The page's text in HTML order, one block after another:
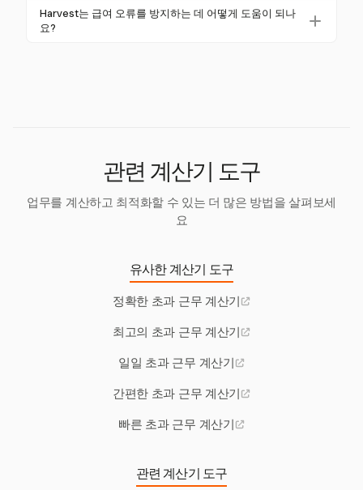
용 유형에 걸쳐 유연한 관리를 허용합니다.
영되도록 합니다. 이 통합은 수동 데이터 입력을 줄이
고 오류를 최소화하여 원활한 급여 프로세스를 제공합
일반적인 실수에는 직원의 면제 분류 오류, 잘못된 시
간 추적 및 잘못된 초과 근무 배수 사용이 포함됩니다.
Harvest는 급여 오류를 방지하는 데 어떻게 도움이 되나
요?
관련 계산기 도구
업무를 계산하고 최적화할 수 있는 더 많은 방법을 살펴보세
요
유사한 계산기 도구
정확한 초과 근무 계산기
최고의 초과 근무 계산기
일일 초과 근무 계산기
간편한 초과 근무 계산기
빠른 초과 근무 계산기
관련 계산기 도구